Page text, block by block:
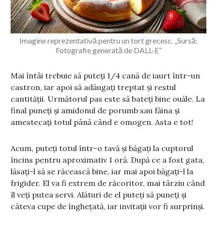
Imagine reprezentativă pentru un tort grecesc. „Sursă:
Fotografie generată de DALL-E”
Mai întâi trebuie să puteți 1/4 cană de iaurt într-un
castron, iar apoi să adăugați treptat și restul
cantității. Următorul pas este să bateți bine ouăle. La
final puneți și amidonul de porumb sau făina și
amestecați totul până când e omogen. Asta e tot!
Acum, puteți totul într-o tavă și băgați la cuptorul
încins pentru aproximativ 1 oră. După ce a fost gata,
lăsați-l să se răcească bine, iar mai apoi băgați-l la
frigider. El va fi extrem de răcoritor, mai târziu când
îl veți putea servi. Alături de el puteți să puneți și
câteva cupe de înghețată, iar invitații vor fi surprinși.